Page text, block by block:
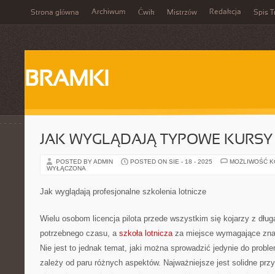
Strona główna Archiwum Ćwik Mistrzów Redakcja Spis
BRAMKI
JAK WYGLĄDAJĄ TYPOWE
POSTED BY ADMIN POSTED ON SIE - 18 - 2025
MOŻLIWOŚĆ
WYŁĄCZONA
Jak wyglądają profesjonalne szkolenia lotnicze
Wielu osobom licencja pilota przede wszystkim się kojarzy z
potrzebnego czasu, a szkoła lotniczaza miejsce wymagające
Nie jest to jednak temat, jaki można sprowadzić jedynie do
zależy od paru różnych aspektów. Najważniejsze jest solidne